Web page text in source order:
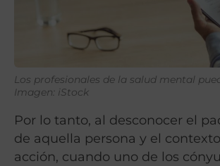
Los profesionales de la salud mental
Imagen: iStock
Por lo tanto, al desconocer el
de aquella persona y el
acción, cuando uno de los